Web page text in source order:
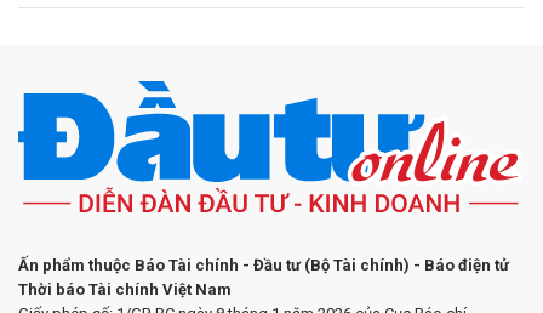
Ấn phẩm thuộc Báo Tài chính - Đầu tư (Bộ Tài chính) - Báo điện tử
Thời báo Tài chính Việt Nam